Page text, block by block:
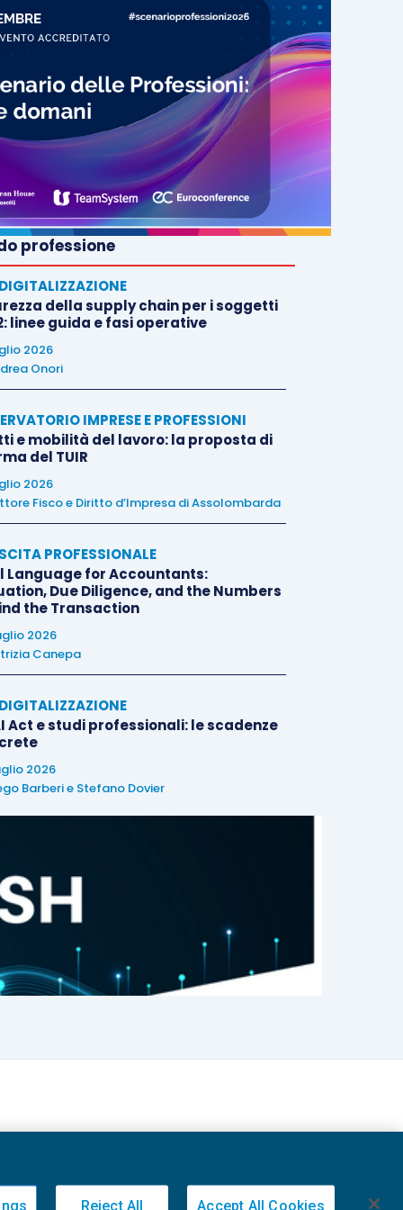
professione
della supply chain per i soggetti
linee guida e fasi operative
2026
Onori
IMPRESE E PROFESSIONI
e mobilità del lavoro: la proposta di
del TUIR
2026
Fisco e Diritto d’Impresa di Assolombarda
PROFESSIONALE
Language for Accountants:
Due Diligence, and the Numbers
the Transaction
2026
Canepa
Act e studi professionali: le scadenze
2026
Barberie Stefano Dovier
Reject All Accept All Cookies